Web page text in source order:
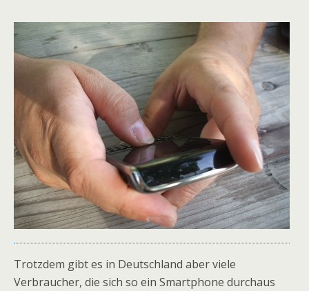
Trotzdem gibt es in Deutschland aber viele
Verbraucher, die sich so ein Smartphone durchaus